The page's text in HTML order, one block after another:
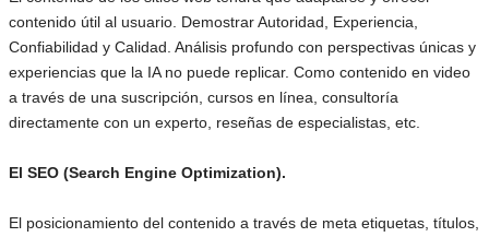
contenido útil al usuario. Demostrar Autoridad, Experiencia,
Confiabilidad y Calidad. Análisis profundo con perspectivas únicas y
experiencias que la IA no puede replicar. Como contenido en video
a través de una suscripción, cursos en línea, consultoría
directamente con un experto, reseñas de especialistas, etc.
El SEO (Search Engine Optimization).
El posicionamiento del contenido a través de meta etiquetas, títulos,